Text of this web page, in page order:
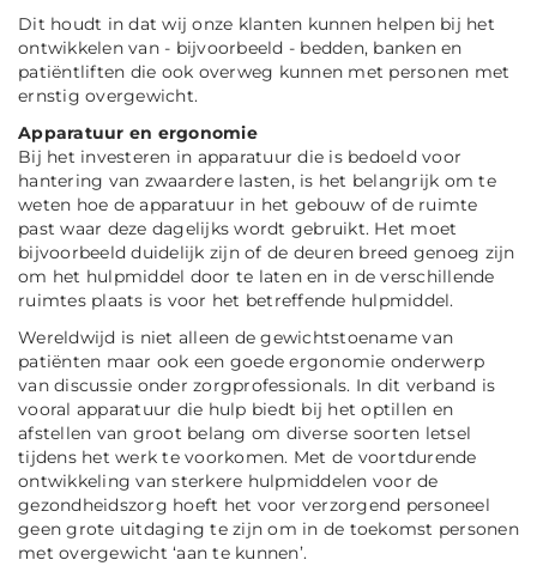
Dit houdt in dat wij onze klanten kunnen helpen bij het
ontwikkelen van - bijvoorbeeld - bedden, banken en
patiëntliften die ook overweg kunnen met personen met
ernstig overgewicht.
Apparatuur en ergonomie
Bij het investeren in apparatuur die is bedoeld voor
hantering van zwaardere lasten, is het belangrijk om te
weten hoe de apparatuur in het gebouw of de ruimte
past waar deze dagelijks wordt gebruikt. Het moet
bijvoorbeeld duidelijk zijn of de deuren breed genoeg zijn
om het hulpmiddel door te laten en in de verschillende
ruimtes plaats is voor het betreffende hulpmiddel.
Wereldwijd is niet alleen de gewichtstoename van
patiënten maar ook een goede ergonomie onderwerp
van discussie onder zorgprofessionals. In dit verband is
vooral apparatuur die hulp biedt bij het optillen en
afstellen van groot belang om diverse soorten letsel
tijdens het werk te voorkomen. Met de voortdurende
ontwikkeling van sterkere hulpmiddelen voor de
gezondheidszorg hoeft het voor verzorgend personeel
geen grote uitdaging te zijn om in de toekomst personen
met overgewicht ‘aan te kunnen’.